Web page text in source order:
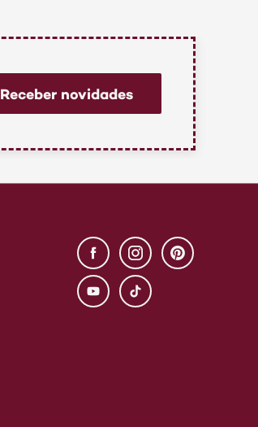
Receber novidades